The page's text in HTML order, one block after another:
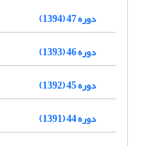
دوره 47 (1394)
دوره 46 (1393)
دوره 45 (1392)
دوره 44 (1391)